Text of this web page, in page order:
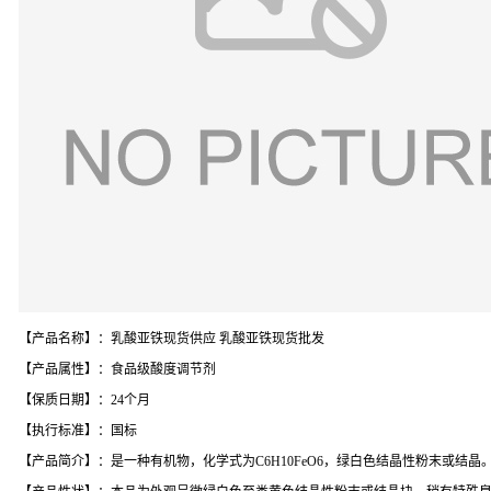
【产品名称】：乳酸亚铁现货供应 乳酸亚铁现货批发
【产品属性】：食品级酸度调节剂
【保质日期】：24个月
【执行标准】：国标
【产品简介】：是一种有机物，化学式为C6H10FeO6，绿白色结晶性粉末或结晶